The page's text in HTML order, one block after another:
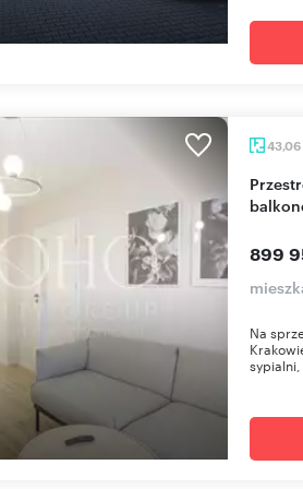
43,06
Przestronne 3-pokojowe mieszkanie z dużym
899
Na